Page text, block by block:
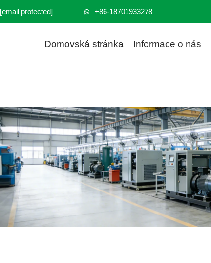
[email protected] +86-18701933278
Domovská stránka Informace o nás